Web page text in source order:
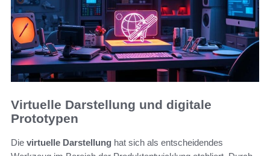
Virtuelle Darstellung und digitale
Prototypen
Die virtuelle Darstellung hat sich als entscheidendes